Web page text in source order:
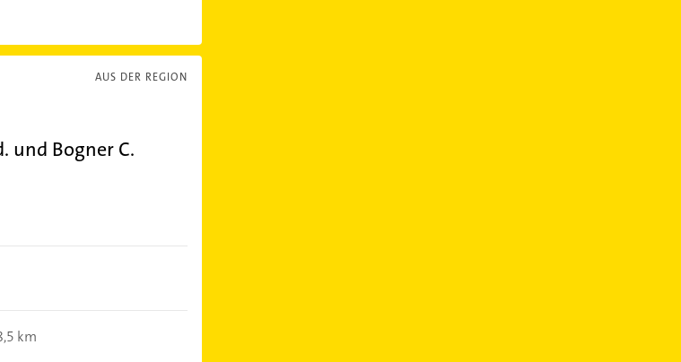
AUS DER REGION
und Bogner C.
km